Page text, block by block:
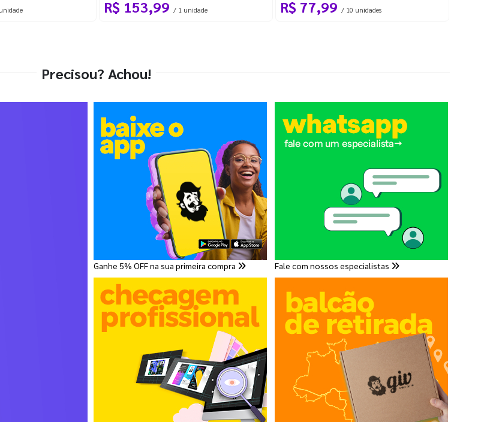
R$ 153,99 / 1 unidade R$ 77,99 / 10 unidades
Precisou? Achou!
Ganhe 5% OFF na sua primeira compra Fale com nossos especialistas